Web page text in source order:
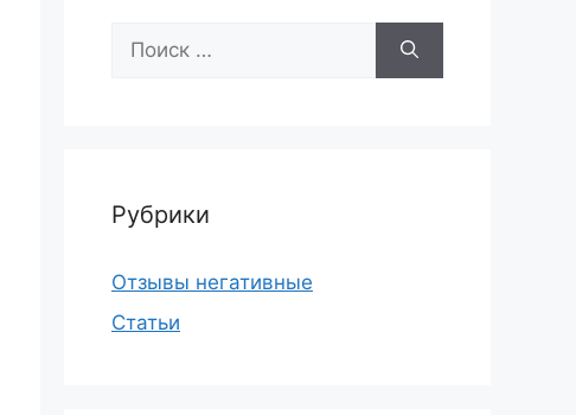
Поиск:
Рубрики
Отзывы негативные
Статьи